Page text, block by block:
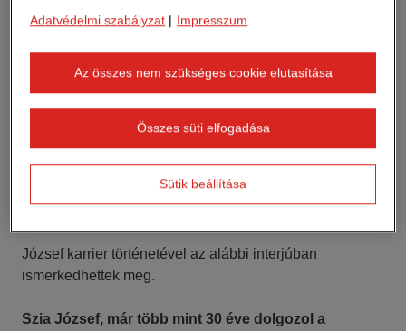
József karrier történetével az alábbi interjúban
ismerkedhettek meg.
Szia József, már több mint 30 éve dolgozol a
Adatvédelmi szabályzat | Impresszum
Az összes nem szükséges cookie elutasítása
Összes süti elfogadása
Sütik beállítása